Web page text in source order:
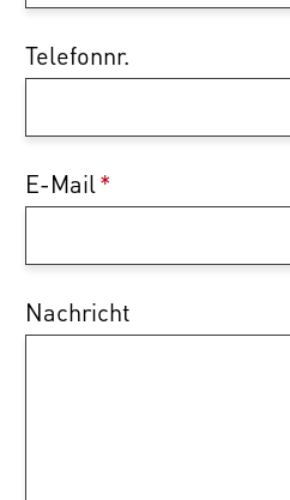
Telefonnr.
E-Mail*
Nachricht